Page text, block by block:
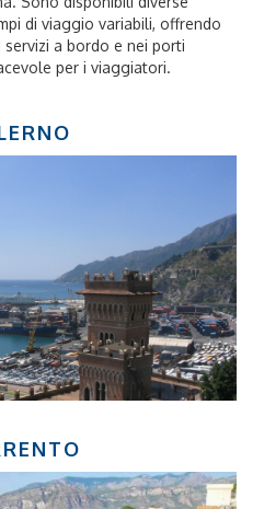
di viaggio variabili, offrendo
a bordo e nei porti
per i viaggiatori.